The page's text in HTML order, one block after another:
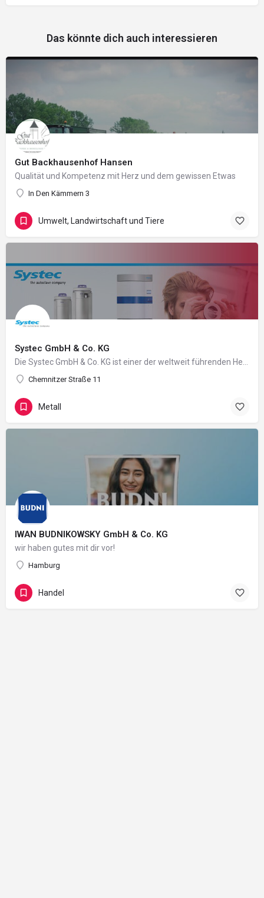
Das könnte dich auch interessieren
Gut Backhausenhof Hansen
Qualität und Kompetenz mit Herz und dem gewissen Etwas
In Den Kämmern 3
Umwelt, Landwirtschaft und Tiere
Systec GmbH & Co. KG
Chemnitzer Straße 11
Metall
IWAN BUDNIKOWSKY GmbH & Co. KG
wir haben gutes mit dir vor!
Hamburg
Handel